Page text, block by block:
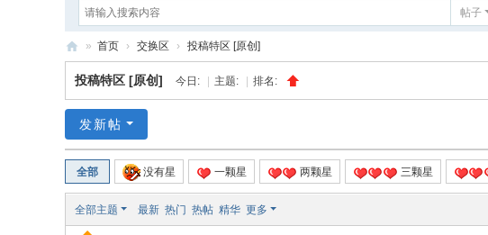
帖子
蜘
蛛
» 首页 › 交换区 › 投稿特区 [原创]
投稿特区 [原创] 今日: 主题: 排名:
发新帖
全部 没有星 一颗星 两颗星 三颗星
全部主题 最新 热门 热帖 精华 更多